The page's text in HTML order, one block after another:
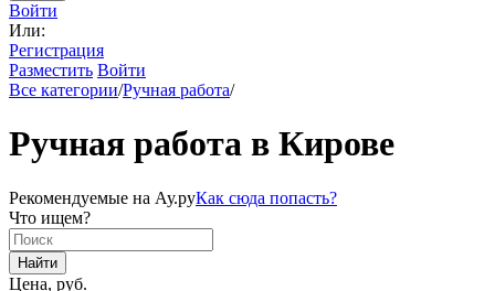
Войти
Или:
Регистрация
Разместить Войти
Все категории/Ручная работа/
Ручная работа в Кирове
Рекомендуемые на Ау.руКак сюда попасть?
Что ищем?
Найти
Цена, руб.